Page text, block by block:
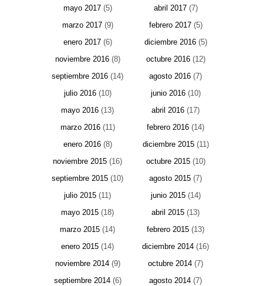
mayo 2017(5) abril 2017(7)
marzo 2017(9) febrero 2017(5)
enero 2017(6) diciembre 2016(5)
noviembre 2016(8) octubre 2016(12)
septiembre 2016 (14) agosto 2016 (7)
julio 2016(10) junio 2016(10)
mayo 2016 (13) abril 2016 (17)
marzo 2016(11) febrero 2016 (14)
enero 2016(8) diciembre 2015(11)
noviembre 2015 (16) octubre 2015(10)
septiembre 2015 (10) agosto 2015 (7)
julio 2015 (11) junio 2015(14)
mayo 2015 (18) abril 2015 (13)
marzo 2015 (14) febrero 2015 (13)
enero 2015 (14) diciembre 2014 (16)
noviembre 2014(9) octubre 2014 (7)
septiembre 2014(6) agosto 2014 (7)